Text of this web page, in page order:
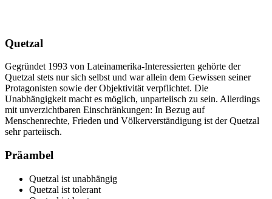
Quetzal
Gegründet 1993 von Lateinamerika-Interessierten gehörte der
Quetzal stets nur sich selbst und war allein dem Gewissen seiner
Protagonisten sowie der Objektivität verpflichtet. Die
Unabhängigkeit macht es möglich, unparteiisch zu sein. Allerdings
mit unverzichtbaren Einschränkungen: In Bezug auf
Menschenrechte, Frieden und Völkerverständigung ist der Quetzal
sehr parteiisch.
Präambel
Quetzal ist unabhängig
Quetzal ist tolerant